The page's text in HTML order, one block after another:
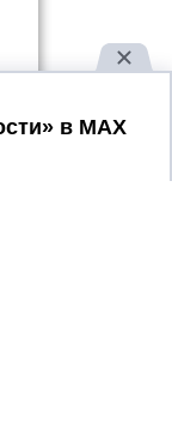
| СИ